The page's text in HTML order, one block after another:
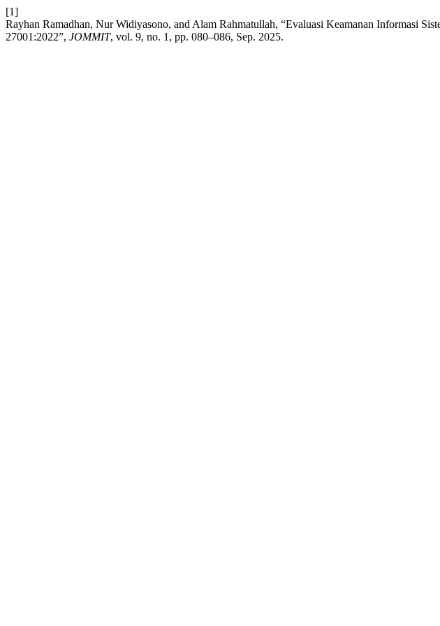
[1]
Rayhan Ramadhan, Nur Widiyasono, and Alam Rahmatullah, “Evaluasi Keamanan Informasi
27001:2022”, JOMMIT, vol. 9, no. 1, pp. 080–086, Sep. 2025.